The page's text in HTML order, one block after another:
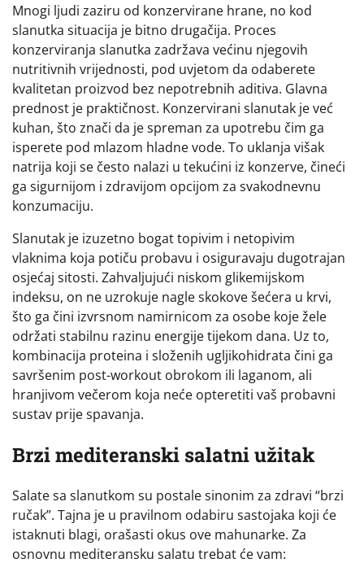
Mnogi ljudi zaziru od konzervirane hrane, no kod
slanutka situacija je bitno drugačija. Proces
konzerviranja slanutka zadržava većinu njegovih
nutritivnih vrijednosti, pod uvjetom da odaberete
kvalitetan proizvod bez nepotrebnih aditiva. Glavna
prednost je praktičnost. Konzervirani slanutak je već
kuhan, što znači da je spreman za upotrebu čim ga
isperete pod mlazom hladne vode. To uklanja višak
natrija koji se često nalazi u tekućini iz konzerve, čineći
ga sigurnijom i zdravijom opcijom za svakodnevnu
konzumaciju.
Slanutak je izuzetno bogat topivim i netopivim
vlaknima koja potiču probavu i osiguravaju dugotrajan
osjećaj sitosti. Zahvaljujući niskom glikemijskom
indeksu, on ne uzrokuje nagle skokove šećera u krvi,
što ga čini izvrsnom namirnicom za osobe koje žele
održati stabilnu razinu energije tijekom dana. Uz to,
kombinacija proteina i složenih ugljikohidrata čini ga
savršenim post-workout obrokom ili laganom, ali
hranjivom večerom koja neće opteretiti vaš probavni
sustav prije spavanja.
Brzi mediteranski salatni užitak
Salate sa slanutkom su postale sinonim za zdravi “brzi
ručak”. Tajna je u pravilnom odabiru sastojaka koji će
istaknuti blagi, orašasti okus ove mahunarke. Za
osnovnu mediteransku salatu trebat će vam: